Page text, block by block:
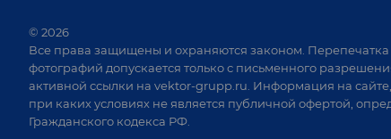
Документы
Вакансии
для сварки
изделий
Позиционеры и
© 2026
Все права защищены и охраняются законом.
фотографий допускается только с письменного
активной ссылки на vektor-grupp.ru . Информация на
при каких условиях не является публичной офертой,
Гражданского кодекса РФ.